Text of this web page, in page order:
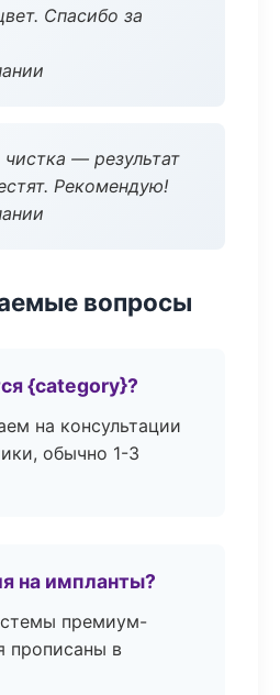
Спасибо за
— результат
Рекомендую!
вопросы
{category}?
на консультации
обычно 1-3
на импланты?
премиум-
прописаны в